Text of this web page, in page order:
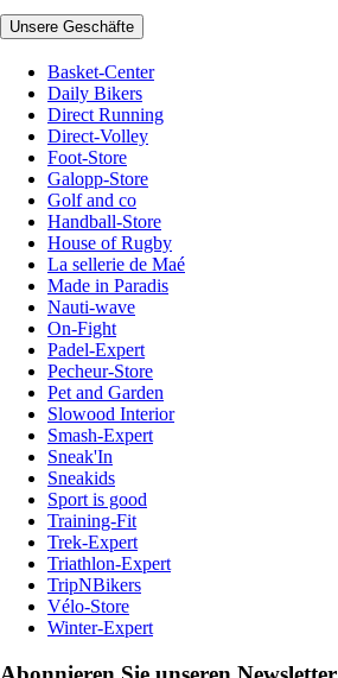
Unsere Geschäfte
Basket-Center
Daily Bikers
Direct Running
Direct-Volley
Foot-Store
Galopp-Store
Golf and co
Handball-Store
House of Rugby
La sellerie de Maé
Made in Paradis
Nauti-wave
On-Fight
Padel-Expert
Pecheur-Store
Pet and Garden
Slowood Interior
Smash-Expert
Sneak'In
Sneakids
Sport is good
Training-Fit
Trek-Expert
Triathlon-Expert
TripNBikers
Vélo-Store
Winter-Expert